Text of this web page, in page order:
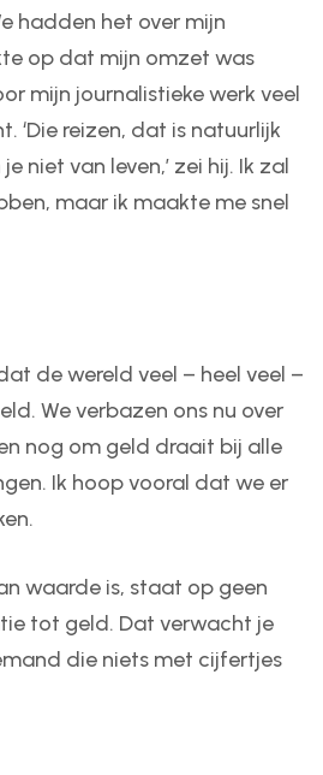
hadden het over mijn
op dat mijn omzet was
mijn journalistieke werk veel
‘Die reizen, dat is natuurlijk
niet van leven,’ zei hij. Ik zal
maar ik maakte me snel
de wereld veel – heel veel –
We verbazen ons nu over
nog om geld draait bij alle
Ik hoop vooral dat we er
waarde is, staat op geen
tot geld. Dat verwacht je
die niets met cijfertjes